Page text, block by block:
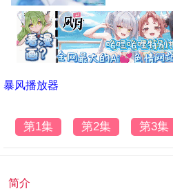
暴风播放器
第1集 第2集 第3集
简介